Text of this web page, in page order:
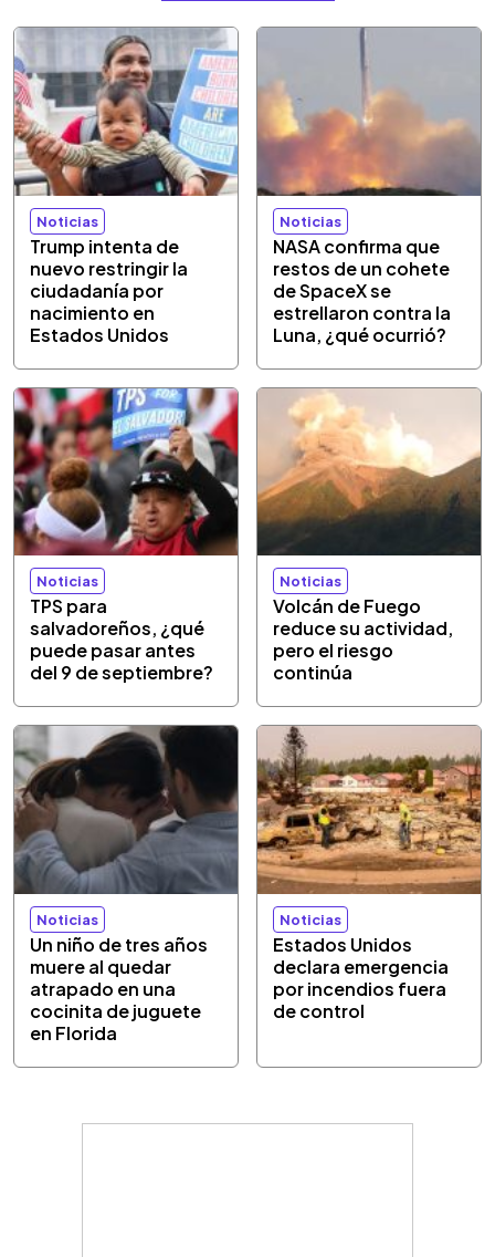
Noticias
Trump intenta de
nuevo restringir la
ciudadanía por
nacimiento en
Estados Unidos
Noticias
NASA confirma que
restos de un cohete
de SpaceX se
estrellaron contra la
Luna, ¿qué ocurrió?
Noticias
TPS para
salvadoreños, ¿qué
puede pasar antes
del 9 de septiembre?
Noticias
Volcán de Fuego
reduce su actividad,
pero el riesgo
continúa
Noticias
Un niño de tres años
muere al quedar
atrapado en una
cocinita de juguete
en Florida
Noticias
Estados Unidos
declara emergencia
por incendios fuera
de control